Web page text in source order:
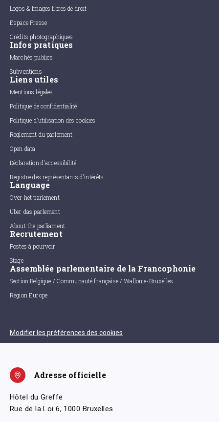
Logos & Images libres de droit
Espace Presse
Crédits photographiques
Infos pratiques
Marchés publics
Subventions
Liens utiles
Mentions légales
Politique de confidentialité
Politique d'utilisation des cookies
Règlement du parlement
Open data
Déclaration d'accessibilité
Registre des représentants d'intérêts
Language
Over het parlement
Uber das parlement
About the parliament
Recrutement
Postes à pourvoir
Stage
Assemblée parlementaire de la Francophonie
Section Belgique / Communauté française / Wallonie-Bruxelles
Région Europe
Modifier les préférences des cookies
Adresse officielle
Hôtel du Greffe
Rue de la Loi 6, 1000 Bruxelles